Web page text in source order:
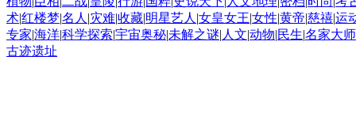
术|红楼梦|名人 |灾难|收藏|明星艺人 |女皇女王|女性|黄帝|慈禧|运
专家|海洋|科学探索|宇宙奥秘|未解之谜| 人文|动物|民生|名家大师
古迹遗址